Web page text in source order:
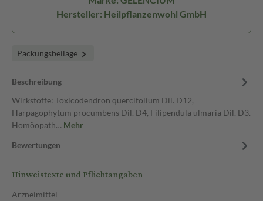
Hersteller: Heilpflanzenwohl GmbH
Packungsbeilage
Beschreibung
Wirkstoffe: Toxicodendron quercifolium Dil. D12,
Harpagophytum procumbens Dil. D4, Filipendula ulmaria Dil. D3.
Homöopath… Mehr
Bewertungen
Hinweistexte und Pflichtangaben
Arzneimittel